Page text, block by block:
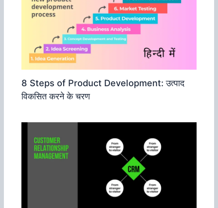
8 Steps of Product Development: उत्‍पाद
विकसित करने के चरण